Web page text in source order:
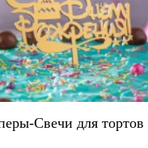
Коробки для тортов